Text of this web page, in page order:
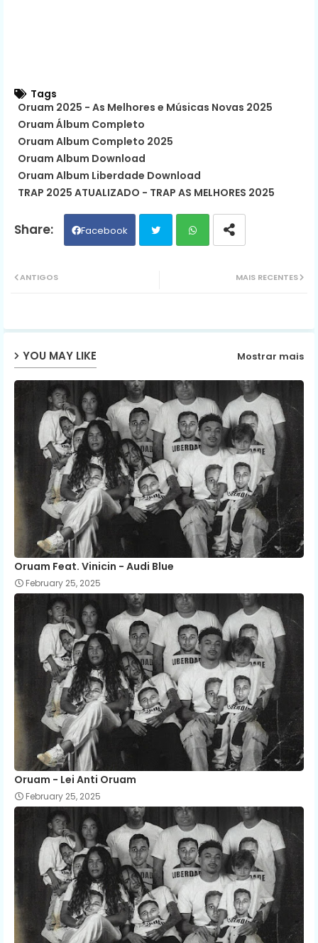
Tags
Oruam 2025 - As Melhores e Músicas Novas 2025
Oruam Álbum Completo
Oruam Album Completo 2025
Oruam Album Download
Oruam Album Liberdade Download
TRAP 2025 ATUALIZADO - TRAP AS MELHORES 2025
Facebook
ap
MAIS RECENTES
ANTIGOS
YOU MAY LIKE Mostrar mais
Oruam Feat. Vinicin - Audi Blue
February 25, 2025
Oruam - Lei Anti Oruam
February 25, 2025